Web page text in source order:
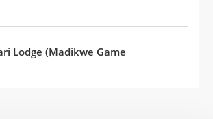
Lodge (Madikwe Game